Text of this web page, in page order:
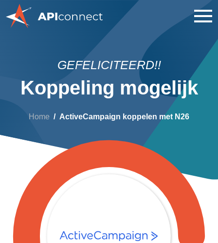
GEFELICITEERD!!
Koppeling mogelijk
Home ActiveCampaign koppelen met N26